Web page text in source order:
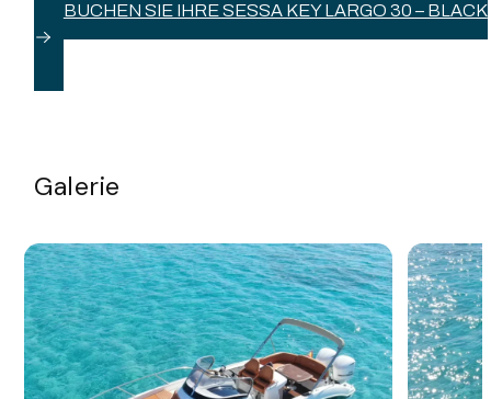
BUCHEN SIE IHRE SESSA KEY LARGO 30 – BLACK
Galerie